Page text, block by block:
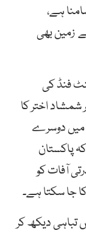
ہے،
زمین بھی
فنڈ کی
اختر کا
میں دوسرے
پاکستان
آفات کو
جا سکتا ہے۔
تباہی دیکھ کر